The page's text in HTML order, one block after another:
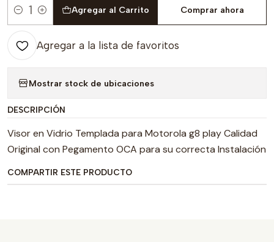
Cantidad
Agregar al Carrito Comprar ahora
Agregar a la lista de favoritos
Mostrar stock de ubicaciones
DESCRIPCIÓN
Visor en Vidrio Templada para Motorola g8 play Calidad
Original con Pegamento OCA para su correcta Instalación
COMPARTIR ESTE PRODUCTO